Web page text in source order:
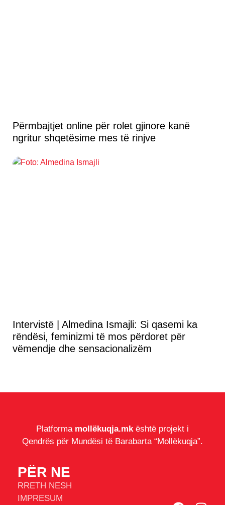
Përmbajtjet online për rolet gjinore kanë
ngritur shqetësime mes të rinjve
Intervistë | Almedina Ismajli: Si qasemi ka
rëndësi, feminizmi të mos përdoret për
vëmendje dhe sensacionalizëm
Platforma mollëkuqja.mkështë projekt i
Qendrës për Mundësi të Barabarta “Mollëkuqja”.
PËR NE
RRETH NESH
IMPRESUM